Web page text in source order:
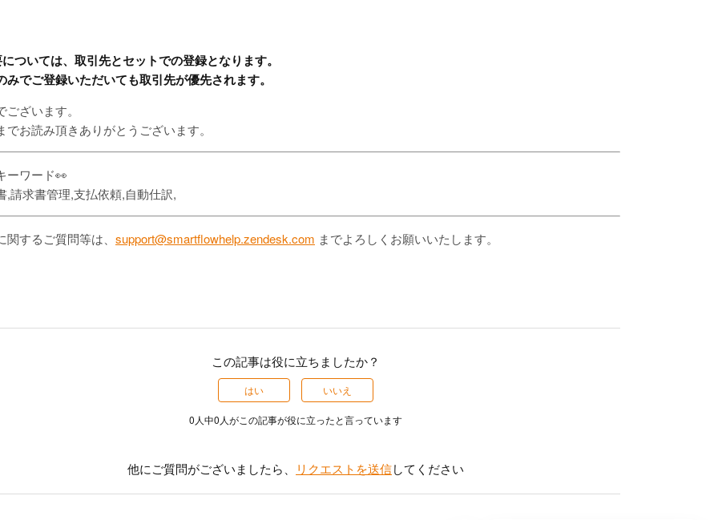
ついては、取引先とセットでの登録となります。
みでご登録いただいても取引先が優先されます。
ございます。
でお読み頂きありがとうございます。
ーワード👀
,請求書管理,支払依頼,自動仕訳,
関するご質問等は、 support@smartflowhelp.zendesk.com までよろしくお願いいたします。
この記事は役に立ちましたか？
はい いいえ
0人中0人がこの記事が役に立ったと言っています
他にご質問がございましたら、 リクエストを送信してください